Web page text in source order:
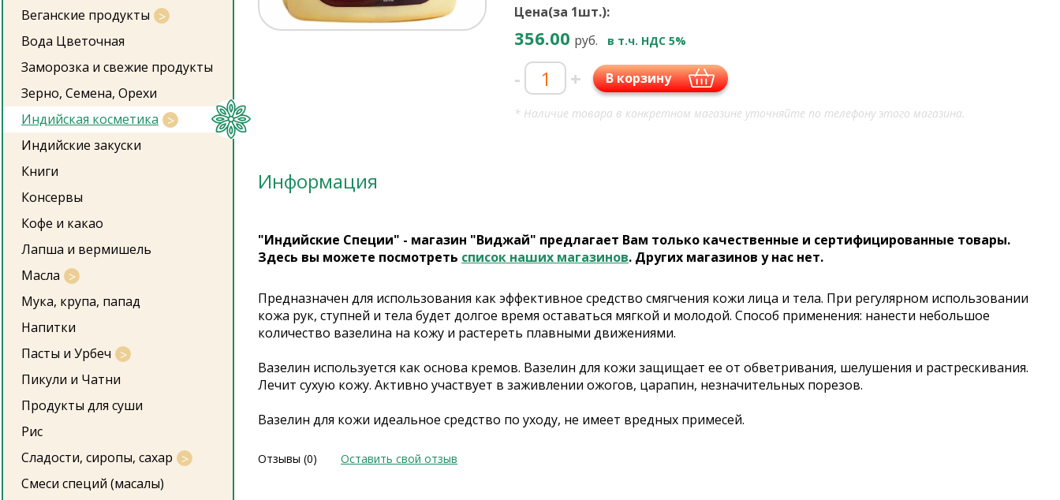
Веганские продукты
Вода Цветочная
Заморозка и свежие продукты
Зерно, Семена, Орехи
Индийская косметика
Индийские закуски
Книги
Консервы
Кофе и какао
Лапша и вермишель
Масла
Мука, крупа, папад
Напитки
Пасты и Урбеч
Пикули и Чатни
Продукты для суши
Рис
Сладости, сиропы, сахар
Смеси специй (масалы)
Цена(за 1шт.):
356.00 руб. в т.ч. НДС 5%
- + В корзину
* Наличие товара в конкретном магазине уточняйте по телефону этого магазина.
Информация
"Индийские Специи" - магазин "Виджай" предлагает Вам только качественные и сертифицированные товары.
Здесь вы можете посмотреть список наших магазинов. Других магазинов у нас нет.
Предназначен для использования как эффективное средство смягчения кожи лица и тела. При регулярном использовании
кожа рук, ступней и тела будет долгое время оставаться мягкой и молодой. Способ применения: нанести небольшое
количество вазелина на кожу и растереть плавными движениями.
Вазелин используется как основа кремов. Вазелин для кожи защищает ее от обветривания, шелушения и растрескивания.
Лечит сухую кожу. Активно участвует в заживлении ожогов, царапин, незначительных порезов.
Вазелин для кожи идеальное средство по уходу, не имеет вредных примесей.
Отзывы (0) Оставить свой отзыв